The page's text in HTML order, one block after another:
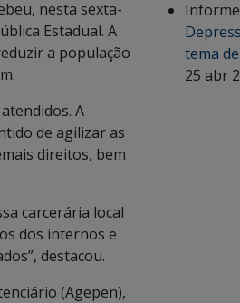
nesta sexta-
Estadual. A
a população
A
de agilizar as
direitos, bem
carcerária local
dos internos e
destacou.
(Agepen),
tema
25 abr